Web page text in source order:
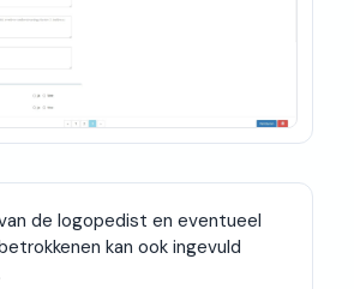
de logopedist en eventueel
kan ook ingevuld